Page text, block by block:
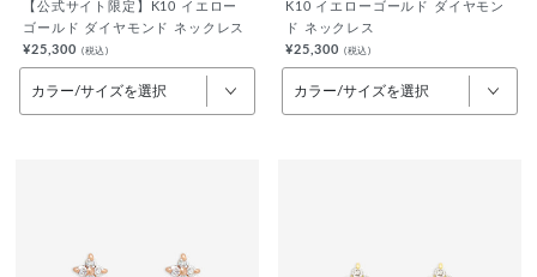
【公式サイト限定】K10 イエロー
ゴールド ダイヤモンド ネックレス
¥25,300 (税込)
カラー/サイズを選択
K10 イエローゴールド ダイヤモン
ド ネックレス
¥25,300 (税込)
カラー/サイズを選択